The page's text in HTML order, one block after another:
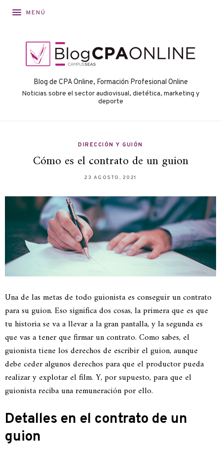
MENÚ
Blog de CPA Online, Formación Profesional Online
Noticias sobre el sector audiovisual, dietética, marketing y
deporte
DIRECCIÓN Y GUIÓN
Cómo es el contrato de un guion
23 AGOSTO, 2021
Una de las metas de todo guionista es conseguir un contrato
para su guion. Eso significa dos cosas, la primera que es que
tu historia se va a llevar a la gran pantalla, y la segunda es
que vas a tener que firmar un contrato. Como sabes, el
guionista tiene los derechos de escribir el guion, aunque
debe ceder algunos derechos para que el productor pueda
realizar y explotar el film. Y, por supuesto, para que el
guionista reciba una remuneración por ello.
Detalles en el contrato de un
guion